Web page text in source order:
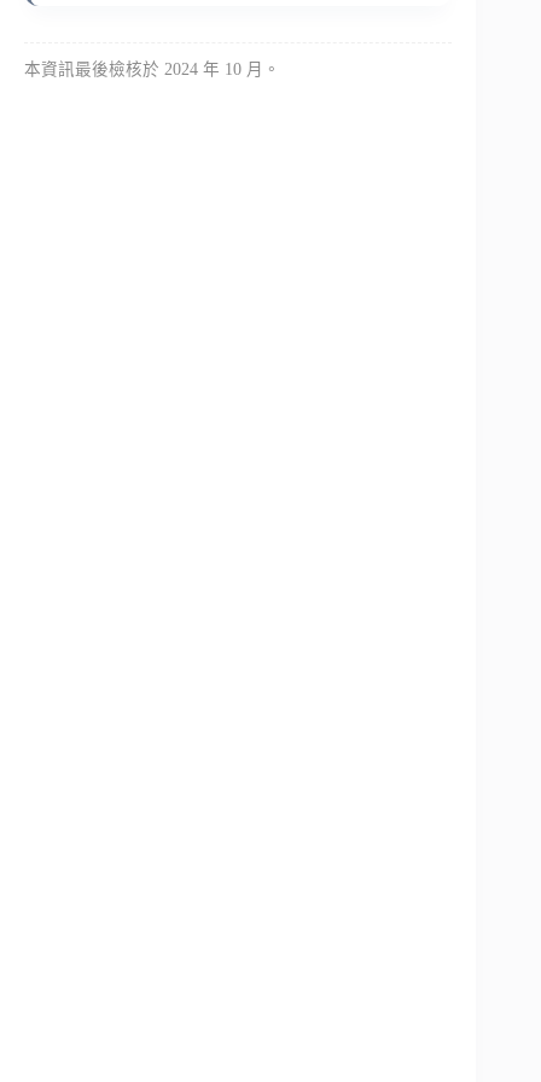
本資訊最後檢核於 2024 年 10 月。